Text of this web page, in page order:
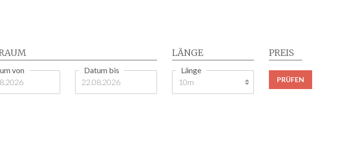
von Datum bis
LÄNGE
Länge
PREIS
PRÜFEN